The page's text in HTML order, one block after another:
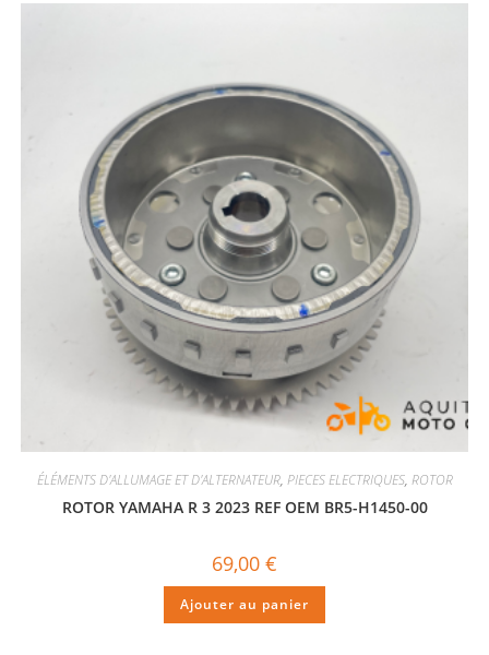
ÉLÉMENTS D'ALLUMAGE ET D'ALTERNATEUR, PIECES ELECTRIQUES, ROTOR
ROTOR YAMAHA R 3 2023 REF OEM BR5-H1450-00
69,00 €
Ajouter au panier